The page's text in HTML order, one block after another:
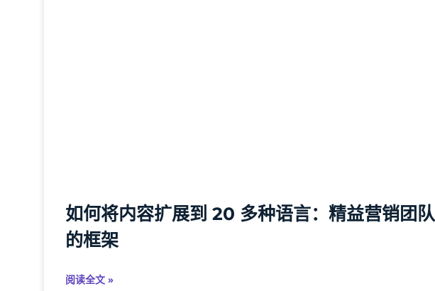
如何将内容扩展到 20 多种语言：精益营销团队
的框架
阅读全文 »